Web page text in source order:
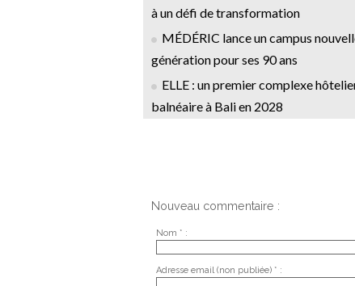
à un défi de transformation
MÉDÉRIC lance un campus
génération pour ses 90 ans
ELLE : un premier complexe
balnéaire à Bali en 2028
Nouveau commentaire :
Nom * :
Adresse email (non publiée) * :